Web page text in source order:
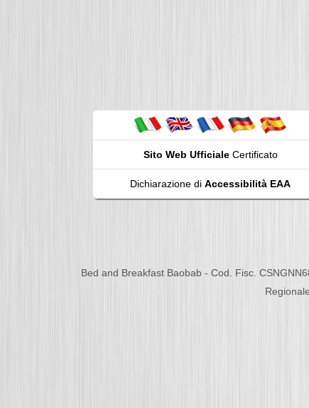
Sito Web UfficialeCertificato
Dichiarazione di Accessibilità EAA
Bed and Breakfast Baobab - Cod. Fisc.